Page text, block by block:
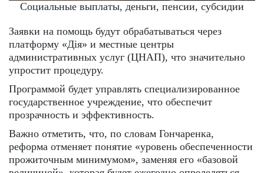
Социальные выплаты, деньги, пенсии, субсидии
Заявки на помощь будут обрабатываться через
платформу «Дія» и местные центры
административных услуг (ЦНАП), что значительно
упростит процедуру.
Программой будет управлять специализированное
государственное учреждение, что обеспечит
прозрачность и эффективность.
Важно отметить, что, по словам Гончаренка,
реформа отменяет понятие «уровень обеспеченности
прожиточным минимумом», заменяя его «базовой